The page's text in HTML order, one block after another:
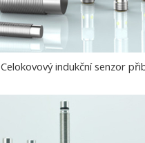
Celokovový indukční senzor